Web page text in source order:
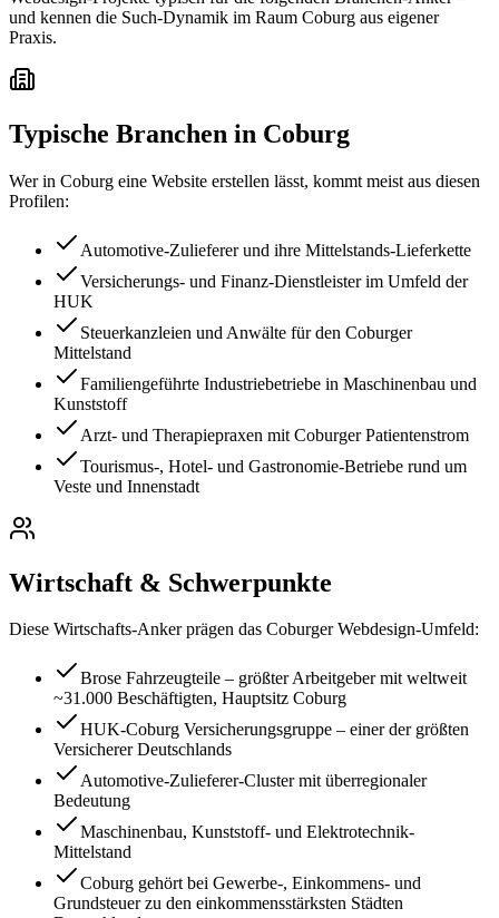
und kennen die Such-Dynamik im Raum Coburg aus eigener
Praxis.
Typische Branchen in Coburg
Wer in Coburg eine Website erstellen lässt, kommt meist aus diesen
Profilen:
Automotive-Zulieferer und ihre Mittelstands-Lieferkette
Versicherungs- und Finanz-Dienstleister im Umfeld der
HUK
Steuerkanzleien und Anwälte für den Coburger
Mittelstand
Familiengeführte Industriebetriebe in Maschinenbau und
Kunststoff
Arzt- und Therapiepraxen mit Coburger Patientenstrom
Tourismus-, Hotel- und Gastronomie-Betriebe rund um
Veste und Innenstadt
Wirtschaft & Schwerpunkte
Diese Wirtschafts-Anker prägen das Coburger Webdesign-Umfeld:
Brose Fahrzeugteile – größter Arbeitgeber mit weltweit
~31.000 Beschäftigten, Hauptsitz Coburg
HUK-Coburg Versicherungsgruppe – einer der größten
Versicherer Deutschlands
Automotive-Zulieferer-Cluster mit überregionaler
Bedeutung
Maschinenbau, Kunststoff- und Elektrotechnik-
Mittelstand
Coburg gehört bei Gewerbe-, Einkommens- und
Grundsteuer zu den einkommensstärksten Städten